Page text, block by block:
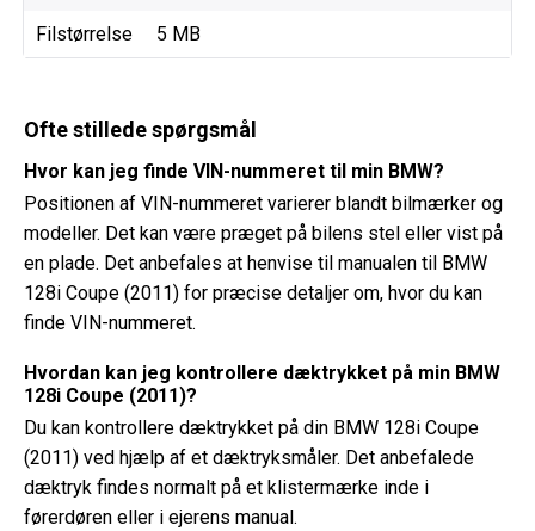
Filstørrelse 5 MB
Ofte stillede spørgsmål
Hvor kan jeg finde VIN-nummeret til min BMW?
Positionen af ​​VIN-nummeret varierer blandt bilmærker og
modeller. Det kan være præget på bilens stel eller vist på
en plade. Det anbefales at henvise til manualen til BMW
128i Coupe (2011) for præcise detaljer om, hvor du kan
finde VIN-nummeret.
Hvordan kan jeg kontrollere dæktrykket på min BMW
128i Coupe (2011)?
Du kan kontrollere dæktrykket på din BMW 128i Coupe
(2011) ved hjælp af et dæktryksmåler. Det anbefalede
dæktryk findes normalt på et klistermærke inde i
førerdøren eller i ejerens manual.